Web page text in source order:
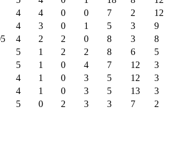
4 4 0 0 7 2
12
4 3 0 1 5 3
9
4 2 2 0 8 3
8
5 1 2 2 8 6
5
5 1 0 4 7 12
3
4 1 0 3 5 12
3
4 1 0 3 5 13
3
5 0 2 3 3 7 2